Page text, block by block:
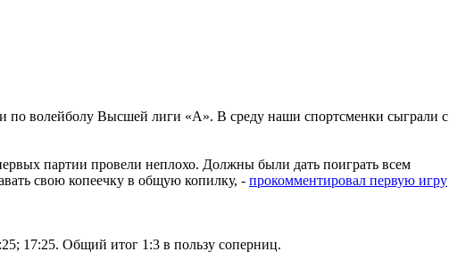
по волейболу Высшей лиги «А». В среду наши спортсменки сыграли с
партии провели неплохо. Должны были дать поиграть всем
свою копеечку в общую копилку, - прокомментировал первую игру
17:25. Общий итог 1:3 в пользу соперниц.